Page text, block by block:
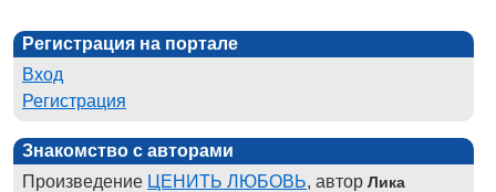
Регистрация на портале
Вход
Регистрация
Знакомство с авторами
Произведение ЦЕНИТЬ ЛЮБОВЬ, автор Лика